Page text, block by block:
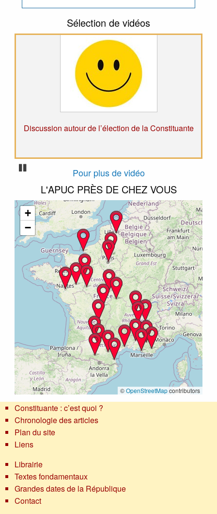
Sélection de vidéos
Discussion autour de l’élection de la Constituante
Pour plus de vidéo
L'APUC PRÈS DE CHEZ VOUS
+
−
©OpenStreetMapcontributors
Constituante : c’est quoi ?
Chronologie des articles
Plan du site
Liens
Librairie
Textes fondamentaux
Grandes dates de la République
Contact